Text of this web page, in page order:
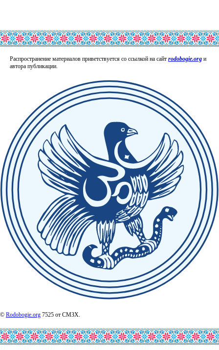
Распространение материалов приветствуется со ссылкой на сайт rodobogie.org и
автора публикации.
© Rodobogie.org 7525 от СМЗХ.